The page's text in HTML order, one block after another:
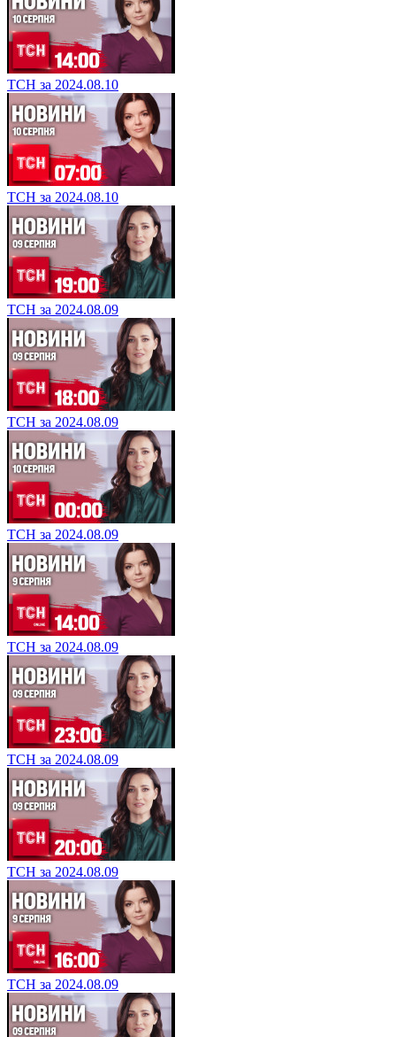
ТСН за 2024.08.10
ТСН за 2024.08.10
ТСН за 2024.08.09
ТСН за 2024.08.09
ТСН за 2024.08.09
ТСН за 2024.08.09
ТСН за 2024.08.09
ТСН за 2024.08.09
ТСН за 2024.08.09